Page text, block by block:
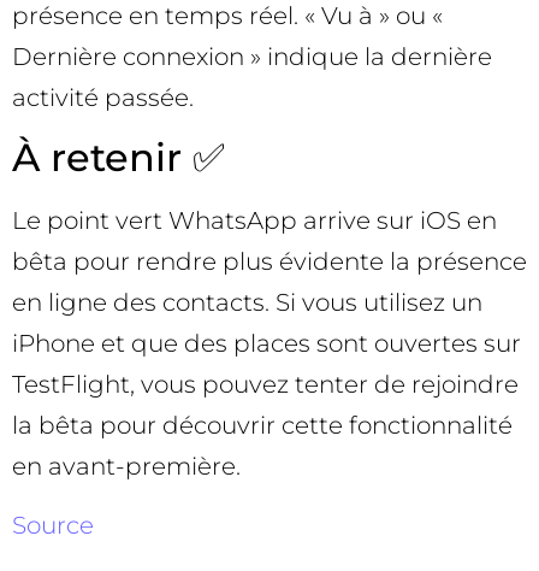
présence en temps réel. « Vu à » ou «
Dernière connexion » indique la dernière
activité passée.
À retenir ✅
Le point vert WhatsApp arrive sur iOS en
bêta pour rendre plus évidente la présence
en ligne des contacts. Si vous utilisez un
iPhone et que des places sont ouvertes sur
TestFlight, vous pouvez tenter de rejoindre
la bêta pour découvrir cette fonctionnalité
en avant-première.
Source